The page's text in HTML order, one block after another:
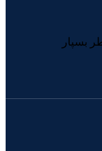
بسپار